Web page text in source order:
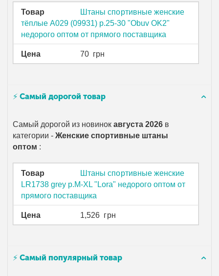
Товар
Штаны спортивные женские
тёплые A029 (09931) р.25-30 "Obuv OK2"
недорого оптом от прямого поставщика
Цена 70 грн
⚡ Самый дорогой товар
Самый дорогой из новинокавгуста 2026 в
категории -Женские спортивные штаны
оптом :
Товар
Штаны спортивные женские
LR1738 grey р.M-XL "Lora" недорого оптом от
прямого поставщика
Цена 1,526 грн
⚡ Самый популярный товар